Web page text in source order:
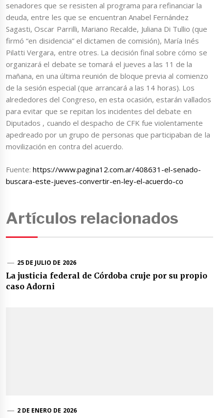
senadores que se resisten al programa para refinanciar la
deuda, entre les que se encuentran Anabel Fernández
Sagasti, Oscar Parrilli, Mariano Recalde, Juliana Di Tullio (que
firmó “en disidencia” el dictamen de comisión), María Inés
Pilatti Vergara, entre otres. La decisión final sobre cómo se
organizará el debate se tomará el jueves a las 11 de la
mañana, en una última reunión de bloque previa al comienzo
de la sesión especial (que arrancará a las 14 horas). Los
alrededores del Congreso, en esta ocasión, estarán vallados
para evitar que se repitan los incidentes del debate en
Diputados , cuando el despacho de CFK fue violentamente
apedreado por un grupo de personas que participaban de la
movilización en contra del acuerdo.
Fuente:https://www.pagina12.com.ar/408631-el-senado-
buscara-este-jueves-convertir-en-ley-el-acuerdo-co
Artículos relacionados
25 DE JULIO DE 2026
La justicia federal de Córdoba cruje por su propio
caso Adorni
2 DE ENERO DE 2026